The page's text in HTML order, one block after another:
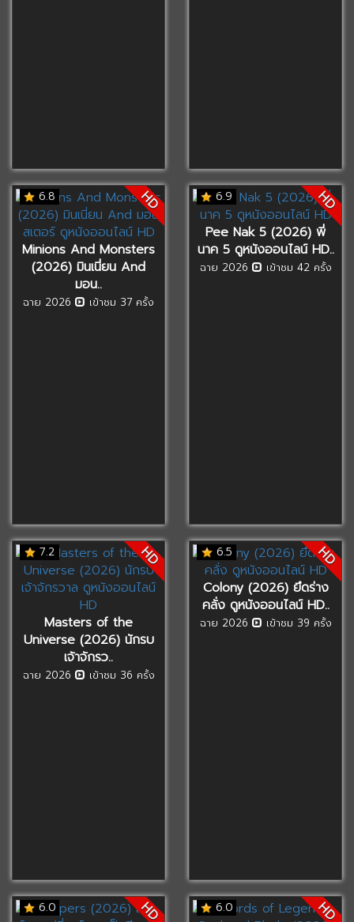
6.8 HD
Minions And Monsters
(2026) มินเนี่ยน And
มอน..
ฉาย 2026 เข้าชม 37 ครั้ง
6.9 HD
Pee Nak 5 (2026) พี่
นาค 5 ดูหนังออนไลน์ HD..
ฉาย 2026 เข้าชม 42 ครั้ง
7.2 HD
Masters of the
Universe (2026) นักรบ
เจ้าจักรว..
ฉาย 2026 เข้าชม 36 ครั้ง
6.5 HD
Colony (2026) ยึดร่าง
คลั่ง ดูหนังออนไลน์ HD..
ฉาย 2026 เข้าชม 39 ครั้ง
6.0 HD 6.0 HD